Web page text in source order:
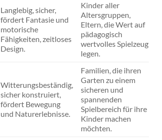
Langlebig, sicher,
fördert Fantasie und
motorische
Fähigkeiten, zeitloses
Design.
Kinder aller
Altersgruppen,
Eltern, die Wert auf
pädagogisch
wertvolles Spielzeug
legen.
Witterungsbeständig,
sicher konstruiert,
fördert Bewegung
und Naturerlebnisse.
Familien, die ihren
Garten zu einem
sicheren und
spannenden
Spielbereich für ihre
Kinder machen
möchten.